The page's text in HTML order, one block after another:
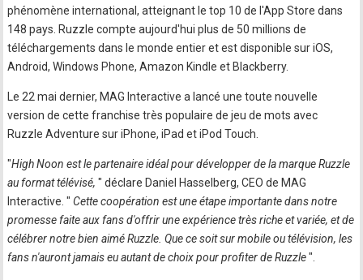
phénomène international, atteignant le top 10 de l'App Store dans
148 pays. Ruzzle compte aujourd'hui plus de 50 millions de
téléchargements dans le monde entier et est disponible sur iOS,
Android, Windows Phone, Amazon Kindle et Blackberry.
Le 22 mai dernier, MAG Interactive a lancé une toute nouvelle
version de cette franchise très populaire de jeu de mots avec
Ruzzle Adventure sur iPhone, iPad et iPod Touch.
"High Noon est le partenaire idéal pour développer de la marque Ruzzle
au format télévisé," déclare Daniel Hasselberg, CEO de MAG
Interactive. " Cette coopération est une étape importante dans notre
promesse faite aux fans d'offrir une expérience très riche et variée, et de
célébrer notre bien aimé Ruzzle. Que ce soit sur mobile ou télévision, les
fans n'auront jamais eu autant de choix pour profiter de Ruzzle".